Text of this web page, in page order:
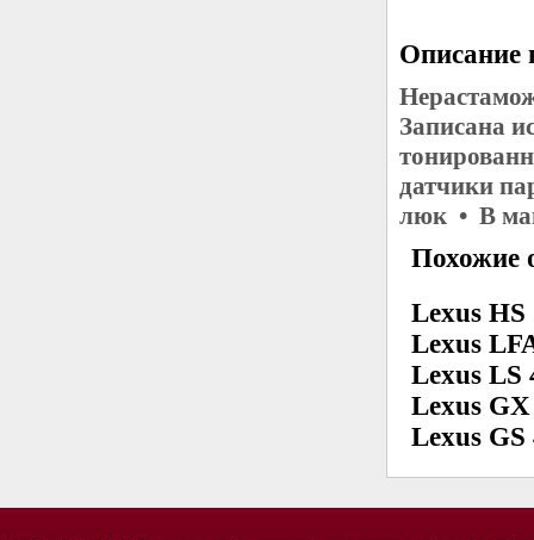
Описание
Записана
датчики
люк • В
Похожие
Lexus HS
Lexus
Lexus LS
Lexus
Lexus GS